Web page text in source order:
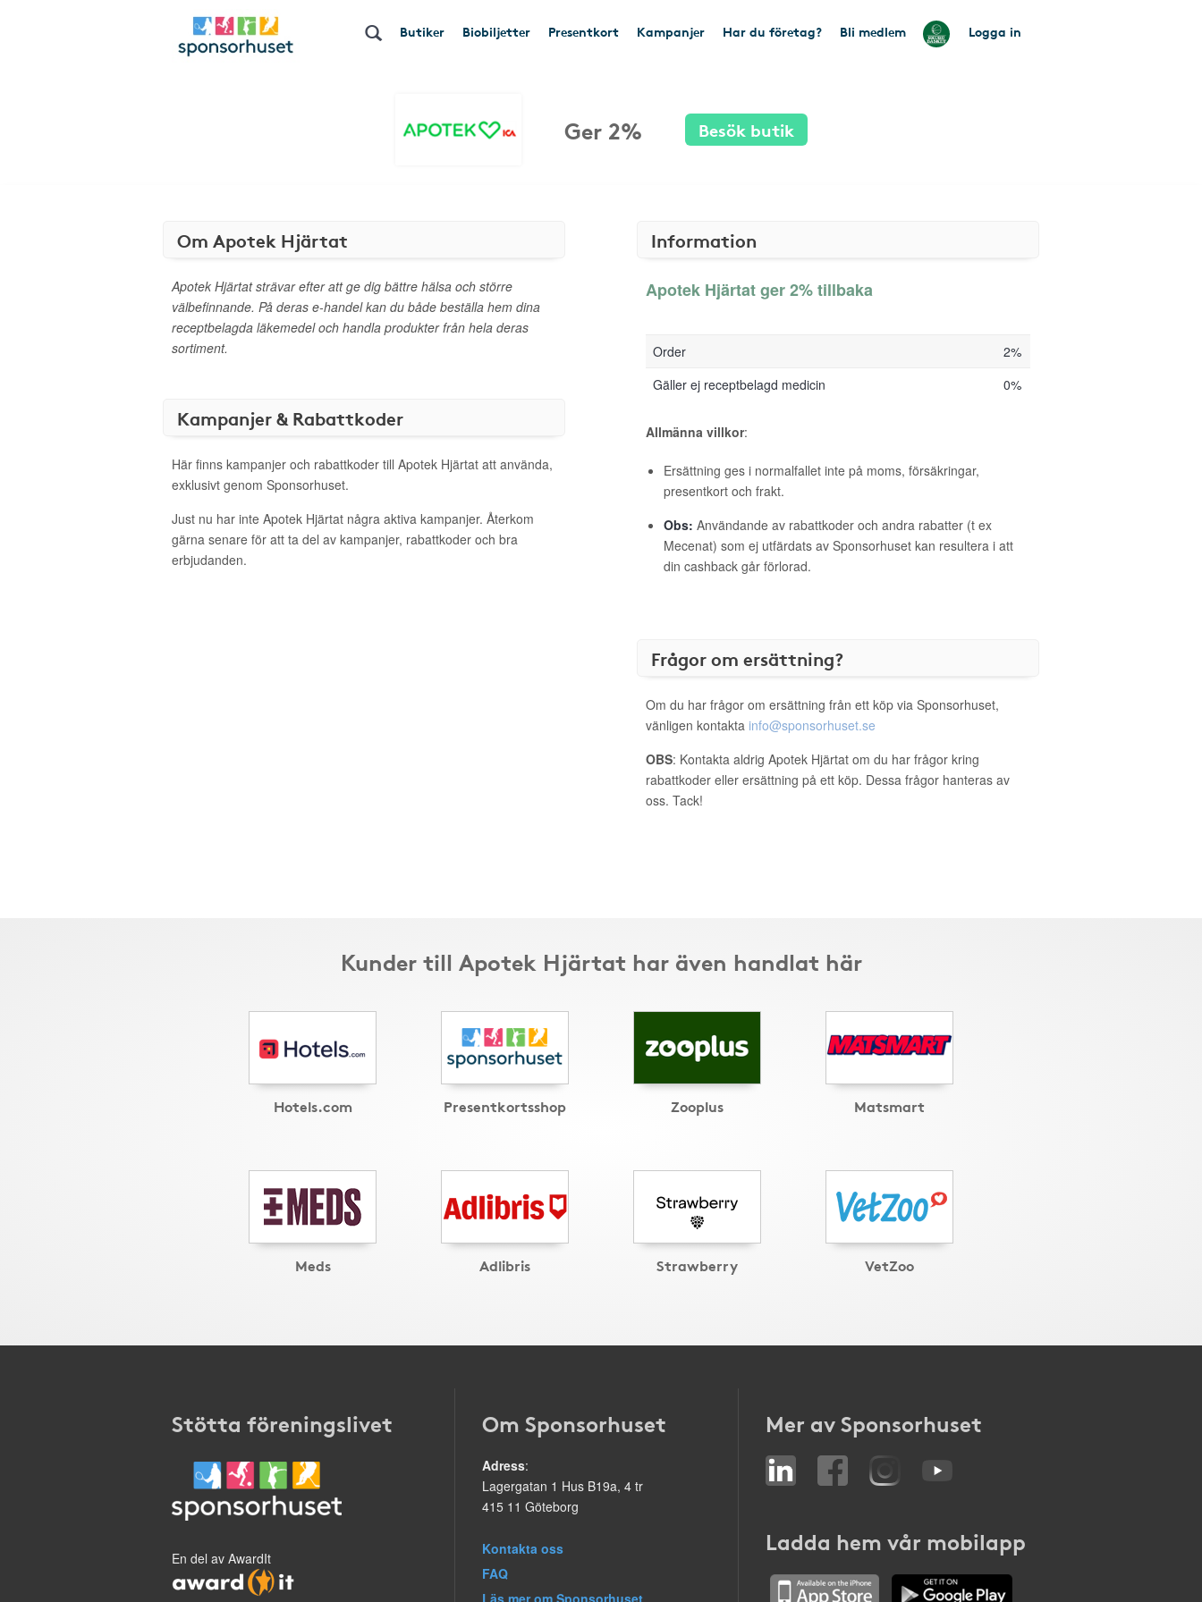
Butiker Biobiljetter Presentkort Kampanjer Har du företag? Bli medlem Logga in
Ger 2% Besök butik
Om Apotek Hjärtat
Apotek Hjärtat strävar efter att ge dig bättre hälsa och större
välbefinnande. På deras e-handel kan du både beställa hem dina
receptbelagda läkemedel och handla produkter från hela deras
sortiment.
Kampanjer & Rabattkoder
Här finns kampanjer och rabattkoder till Apotek Hjärtat att använda,
exklusivt genom Sponsorhuset.
Just nu har inte Apotek Hjärtat några aktiva kampanjer. Återkom
gärna senare för att ta del av kampanjer, rabattkoder och bra
erbjudanden.
Information
Apotek Hjärtat ger 2% tillbaka
Order
2%
Gäller ej receptbelagd medicin
0%
Allmänna villkor:
Ersättning ges i normalfallet inte på moms, försäkringar,
presentkort och frakt.
Obs: Användande av rabattkoder och andra rabatter (t ex
Mecenat) som ej utfärdats av Sponsorhuset kan resultera i att
din cashback går förlorad.
Frågor om ersättning?
Om du har frågor om ersättning från ett köp via Sponsorhuset,
vänligen kontakta info@sponsorhuset.se
OBS: Kontakta aldrig Apotek Hjärtat om du har frågor kring
rabattkoder eller ersättning på ett köp. Dessa frågor hanteras av
oss. Tack!
Kunder till Apotek Hjärtat har även handlat här
Hotels.com Presentkortsshop Zooplus Matsmart
Meds Adlibris Strawberry VetZoo
Stötta föreningslivet
En del av AwardIt
Om Sponsorhuset
Adress:
Lagergatan 1 Hus B19a, 4 tr
415 11 Göteborg
Kontakta oss
FAQ
Läs mer om Sponsorhuset
Mer av Sponsorhuset
Ladda hem vår mobilapp